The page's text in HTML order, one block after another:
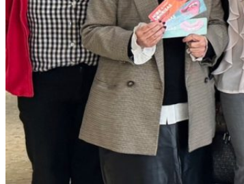
Fomentamosa
alimentación saudable.